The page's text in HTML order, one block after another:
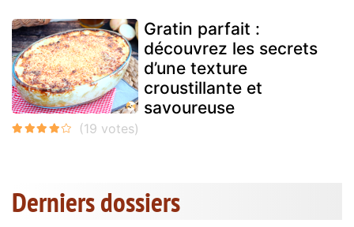
Gratin parfait :
découvrez les secrets
d’une texture
croustillante et
savoureuse
Derniers dossiers